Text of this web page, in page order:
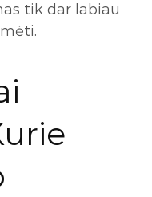
tik dar labiau